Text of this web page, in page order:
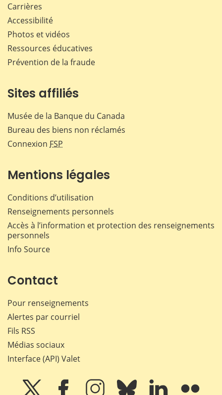
Carrières
Accessibilité
Photos et vidéos
Ressources éducatives
Prévention de la fraude
Sites affiliés
Musée de la Banque du Canada
Bureau des biens non réclamés
Connexion FSP
Mentions légales
Conditions d’utilisation
Renseignements personnels
Accès à l’information et protection des renseignements
personnels
Info Source
Contact
Pour renseignements
Alertes par courriel
Fils RSS
Médias sociaux
Interface (API) Valet